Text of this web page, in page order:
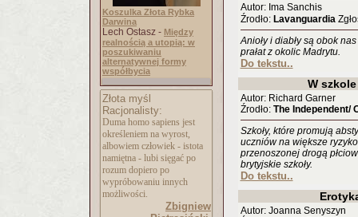
Koszulka Złota Rybka
Darwina
Lech Ostasz - Między
realnością a utopią: w
poszukiwaniu
alternatywnej formy
współbycia
Złota myśl
Racjonalisty:
Duma homo sapiens jest
określeniem na wyrost,
albowiem człowiek - istota
namiętna - lubi sięgać po
rozum dopiero po
wypróbowaniu innych
możliwości.
Zbigniew
Autor: Ima Sanchis
Źrodło: Lavanguardia
Anioły i diabły są obok
prałat z okolic Madrytu.
Do tekstu..
W
Autor: Richard Garner
Źrodło: The Independent/
Szkoły, które promują
uczniów na większe
przenoszonej drogą
brytyjskie szkoły.
Do tekstu..
Autor: Joanna Senyszyn